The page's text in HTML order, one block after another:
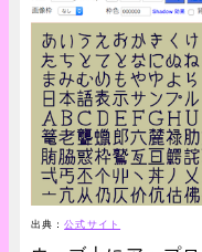
出典：公式サイト